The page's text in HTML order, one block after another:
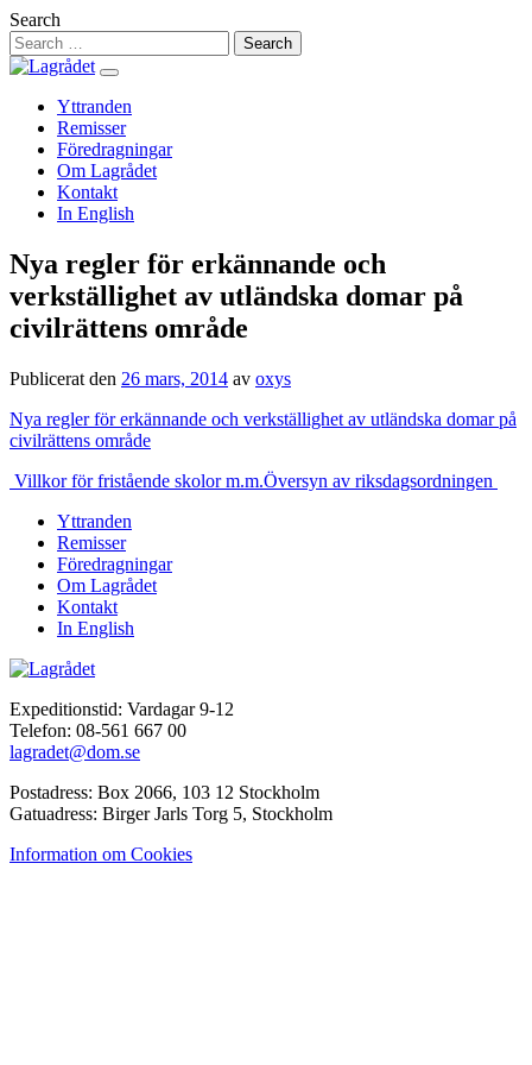
Hoppa
till
innehåll
Search
Yttranden
Remisser
Föredragningar
Om Lagrådet
Kontakt
In English
Nya regler för erkännande och
verkställighet av utländska domar på
civilrättens område
Publicerat den 26 mars, 2014 av oxys
Nya regler för erkännande och verkställighet av utländska domar på
civilrättens område
Inläggsnavigering
Villkor för fristående skolor m.m.Översyn av riksdagsordningen
Yttranden
Remisser
Föredragningar
Om Lagrådet
Kontakt
In English
Expeditionstid: Vardagar 9-12
Telefon: 08-561 667 00
lagradet@dom.se
Postadress: Box 2066, 103 12 Stockholm
Gatuadress: Birger Jarls Torg 5, Stockholm
Information om Cookies